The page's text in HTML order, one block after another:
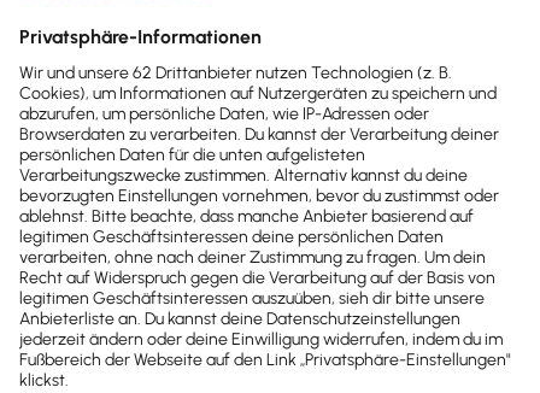
Lexware Office ist mehrfacher
Testsieger
2026
Buchhaltungssoftware
Testsieger
2025
Buchhaltungssoftware
Testsieger